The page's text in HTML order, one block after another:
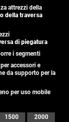
attrezzi della
della traversa
di piegatura
i segmenti
accessori e
da supporto per la
per uso mobile
1500
2000